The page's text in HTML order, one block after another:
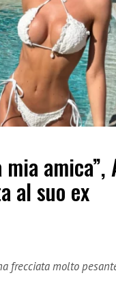
al suo ex
frecciata molto